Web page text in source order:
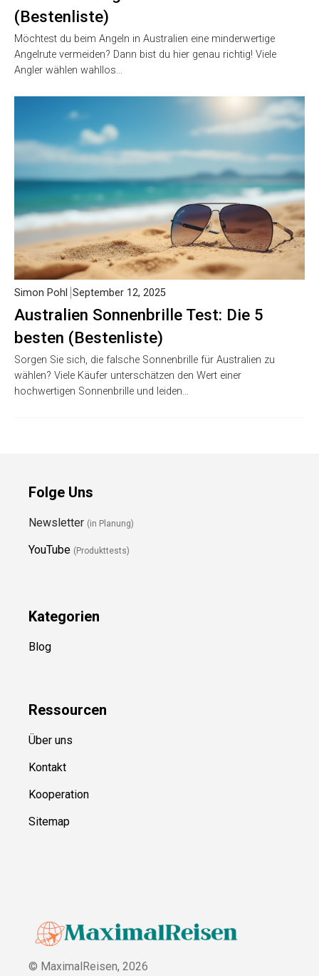
(Bestenliste)
Möchtest du beim Angeln in Australien eine minderwertige
Angelrute vermeiden? Dann bist du hier genau richtig! Viele
Angler wählen wahllos…
Australien Sonnenbrille Test: Die 5
besten (Bestenliste)
Simon Pohl September 12, 2025
Sorgen Sie sich, die falsche Sonnenbrille für Australien zu
wählen? Viele Käufer unterschätzen den Wert einer
hochwertigen Sonnenbrille und leiden…
Folge Uns
Newsletter (in Planung)
YouTube (Produkttests)
Kategorien
Blog
Ressourcen
Über uns
Kontakt
Kooperation
Sitemap
© MaximalReisen, 2026